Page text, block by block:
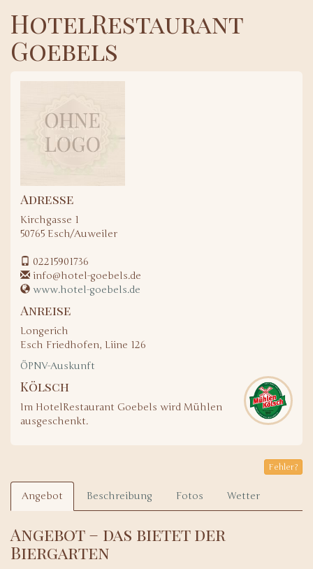
HotelRestaurant
Goebels
Adresse
Kirchgasse 1
50765 Esch/Auweiler
02215901736
info@hotel-goebels.de
www.hotel-goebels.de
Anreise
Longerich
Esch Friedhofen, Liine 126
ÖPNV-Auskunft
Kölsch
Im HotelRestaurant Goebels wird Mühlen
ausgeschenkt.
Fehler?
Angebot Beschreibung Fotos Wetter
Angebot – das bietet der
Biergarten